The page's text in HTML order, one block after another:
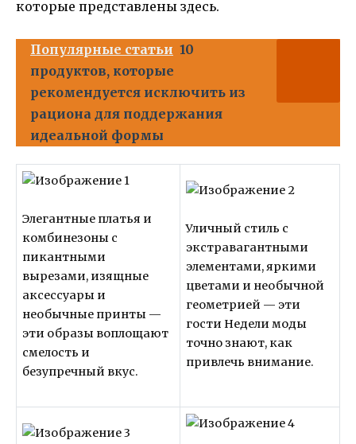
которые представлены здесь.
Популярные статьи 10
продуктов, которые
рекомендуется исключить из
рациона для поддержания
идеальной формы
Элегантные платья и
комбинезоны с
пикантными
вырезами, изящные
аксессуары и
необычные принты —
эти образы воплощают
смелость и
безупречный вкус.
Уличный стиль с
экстравагантными
элементами, яркими
цветами и необычной
геометрией — эти
гости Недели моды
точно знают, как
привлечь внимание.